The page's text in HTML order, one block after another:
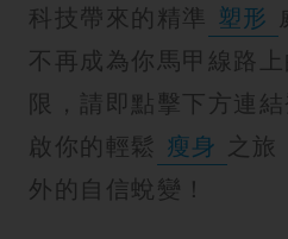
科技帶來的精準 塑形
不再成為你馬甲線路
限，請即點擊下方連
啟你的輕鬆 瘦身 之旅
外的自信蛻變！